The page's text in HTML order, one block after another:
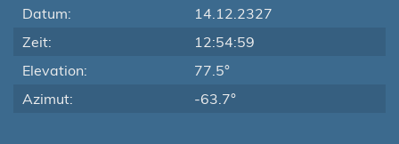
Datum:
14.12.2327
Zeit:
12:54:59
Elevation:
77.5°
Azimut:
-63.7°